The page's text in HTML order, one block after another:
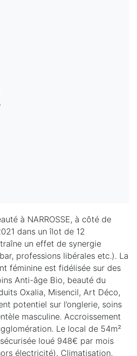
à NARROSSE, à côté de
dans un îlot de 12
un effet de synergie
professions libérales etc.). La
féminine est fidélisée sur des
Anti-âge Bio, beauté du
Oxalia, Misencil, Art Déco,
potentiel sur l’onglerie, soins
masculine. Accroissement
Le local de 54m²
loué 948€ par mois
électricité). Climatisation,